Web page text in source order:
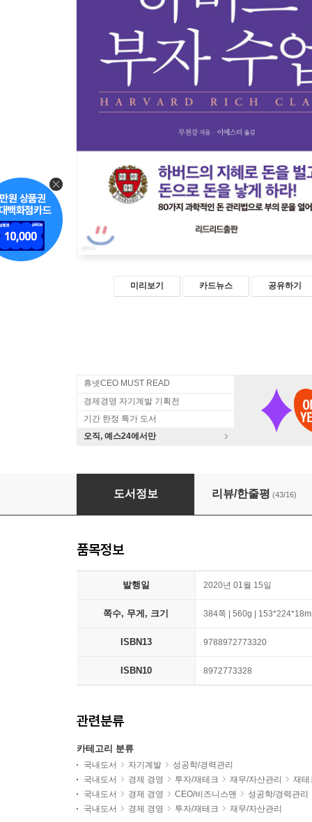
미리보기 카드뉴스 공유하기
휴넷CEO MUST READ
경제경영 자기계발 기획전
기간 한정 특가 도서
오직, 예스24에서만
하버드 부자 수업
도서정보 리뷰/한줄평 (43/16)
품목정보
발행일 2020년 01월 15일
쪽수, 무게, 크기 384쪽 | 560g |
ISBN13 9788972773320
ISBN10 8972773328
관련분류
카테고리 분류
국내도서 자기계발
성공학/경력관리
국내도서
경제 경영 투자/재테크 재무/자산관리
재테
국내도서
경제 경영 CEO/비즈니스맨
성공학/경력관리
국내도서
경제 경영 투자/재테크 재무/자산관리